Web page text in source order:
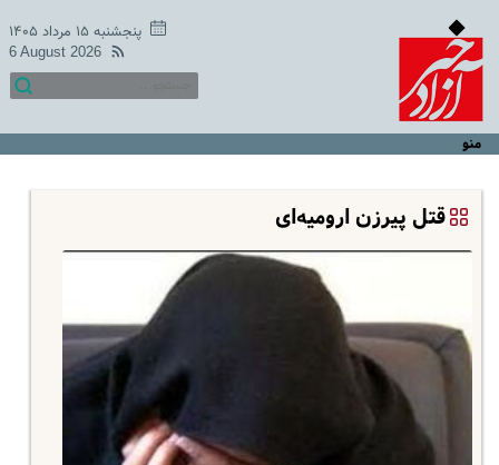
پنجشنبه ۱۵ مرداد ۱۴۰۵
6 August 2026
منو
قتل پیرزن ارومیه‌ای